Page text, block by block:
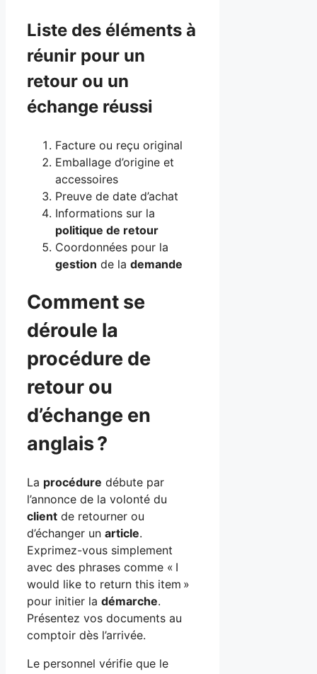
Liste des éléments à
réunir pour un
retour ou un
échange réussi
Facture ou reçu original
Emballage d’origine et
accessoires
Preuve de date d’achat
Informations sur la
politique de retour
Coordonnées pour la
gestion de la demande
Comment se
déroule la
procédure de
retour ou
d’échange en
anglais ?
La procédure débute par
l’annonce de la volonté du
client de retourner ou
d’échanger un article.
Exprimez-vous simplement
avec des phrases comme « I
would like to return this item »
pour initier la démarche.
Présentez vos documents au
comptoir dès l’arrivée.
Le personnel vérifie que le